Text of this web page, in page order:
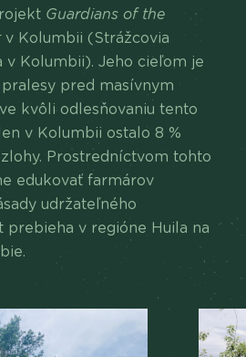
Guardians of the
v Kolumbii (Strážcovia
Kolumbii). Jeho cieľom je
pred masívnym
kvôli odlesňovaniu tento
v Kolumbii ostalo 8 %
Prostredníctvom tohto
edukovať farmárov
udržateľného
prebieha v regióne Huila na